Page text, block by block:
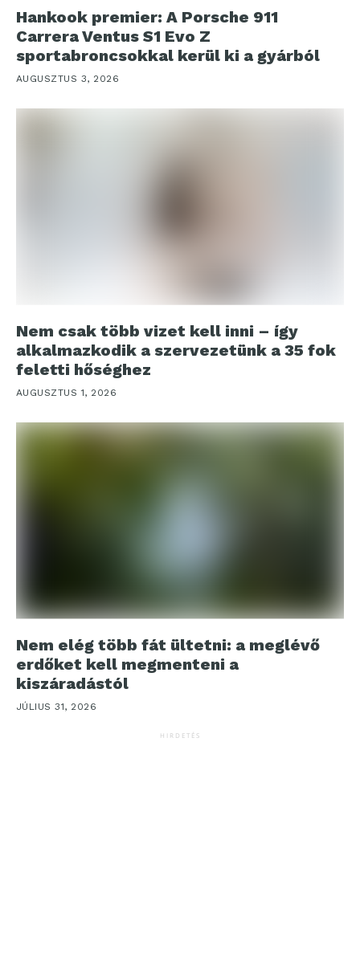
Hankook premier: A Porsche 911
Carrera Ventus S1 Evo Z
sportabroncsokkal kerül ki a gyárból
AUGUSZTUS 3, 2026
Nem csak több vizet kell inni – így
alkalmazkodik a szervezetünk a 35 fok
feletti hőséghez
AUGUSZTUS 1, 2026
Nem elég több fát ültetni: a meglévő
erdőket kell megmenteni a
kiszáradástól
JÚLIUS 31, 2026
HIRDETÉS